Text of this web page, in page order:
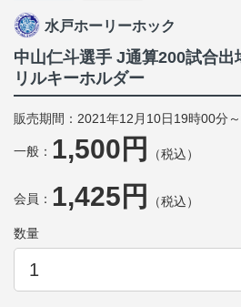
水戸ホーリーホック
中山仁斗選手 J通算200試合出
リルキーホルダー
販売期間：2021年12月10日19時00分
一般： 1,500円 （税込）
会員： 1,425円 （税込）
数量